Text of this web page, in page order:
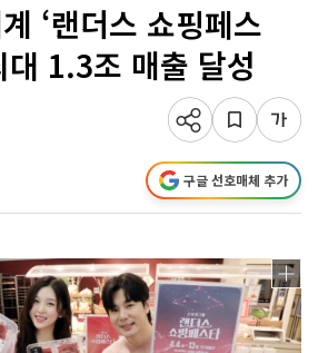
‘랜더스 쇼핑페스
대 1.3조 매출 달성
구글 선호매체 추가